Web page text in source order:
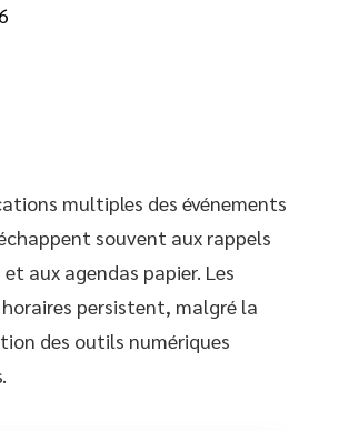
multiples des événements
souvent aux rappels
aux agendas papier. Les
persistent, malgré la
des outils numériques